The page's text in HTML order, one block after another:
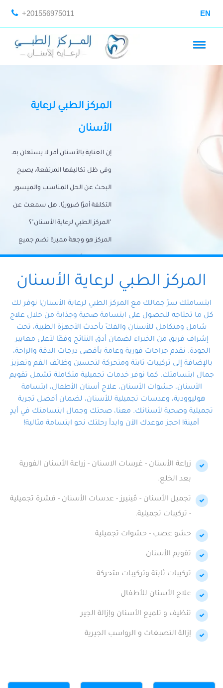
+201556975011 EN
المركز الطبي لرعاية
الأسنان
إن العناية بالأسنان أمر لا يستهان به،
وفي ظل تكاليفها المرتفعة، يصبح
البحث عن الحل المناسب والميسور
التكلفة أمرًا ضروريًا. هل سمعت عن
"المركز الطبي لرعاية الأسنان"؟
المركز هو وجهةً مميزة تضم جميع
احتياجات الأسنان تحت سقف واحد،
وتضمن لك حلاً شاملًا لجميع
المتخصص ذوي الخبرة، ستجد نفسك
في أيد أمينة تلبي احتياجاتك بكل
احترافية ودقة.
المركز الطبي لرعاية الأسنان
ابتسامتك سرّ جمالك مع المركز الطبي لرعاية الأسنان! نوفر لك
كل ما تحتاجه للحصول على ابتسامة صحية وجذابة من خلال علاج
شامل ومتكامل للأسنان والفكّ بأحدث الأجهزة الطبية، تحت
إشراف فريق من الخبراء لضمان أدق النتائج وفقًا لأعلى معايير
الجودة. نقدم جراحات فورية وعامة بأقصى درجات الدقة والراحة،
بالإضافة إلى تركيبات ثابتة ومتحركة لتحسين وظائف الفم وتعزيز
جمال ابتسامتك. كما نوفر خدمات تجميلية متكاملة تشمل تقويم
الأسنان، حشوات الأسنان، علاج أسنان الأطفال، ابتسامة
هوليوودية، وعدسات تجميلية للأسنان، لضمان أفضل تجربة
تجميلية وصحية لأسنانك. معنا، صحتك وجمال ابتسامتك في أيدٍ
أمينة! احجز موعدك الآن وابدأ رحلتك نحو ابتسامة مثالية!
زراعة الأسنان - غرسات الاسنان - زراعة الأسنان الفورية
بعد الخلع.
تجميل الأسنان - ڤينيرز - عدسات الأسنان - قشرة تجميلية
- تركيبات تجميلية.
حشو عصب - حشوات تجميلية
تقويم الأسنان
تركيبات ثابتة وتركيبات متحركة
علاج الأسنان للأطفال
تنظيف و تلميع الأسنان وإزالة الجير
إزالة التصبغات و الرواسب الجيرية